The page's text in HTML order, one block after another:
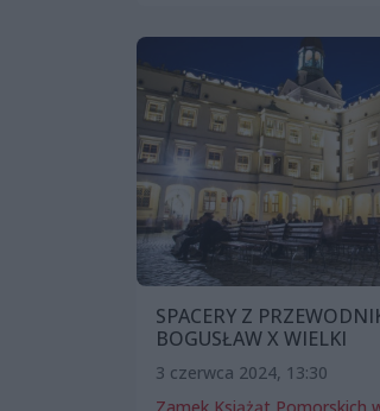
SPACERY Z
BOGUSŁAW X WIELKI
3 czerwca 2024, 13:30